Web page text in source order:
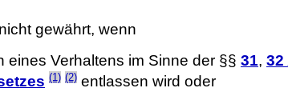
gewährt, wenn
eines Verhaltens im Sinne der §§ 31, 32
(1) (2)entlassen wird oder